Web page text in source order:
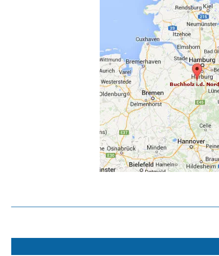
Buchholz i.d.